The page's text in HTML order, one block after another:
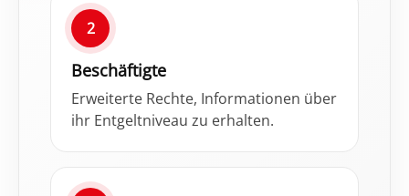
2
Beschäftigte
Erweiterte Rechte, Informationen über
ihr Entgeltniveau zu erhalten.